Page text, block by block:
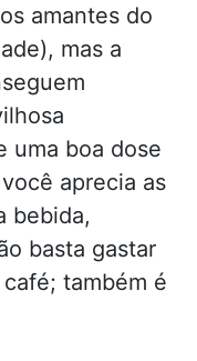
amantes do
mas a
uma boa dose
aprecia as
bebida,
basta gastar
também é